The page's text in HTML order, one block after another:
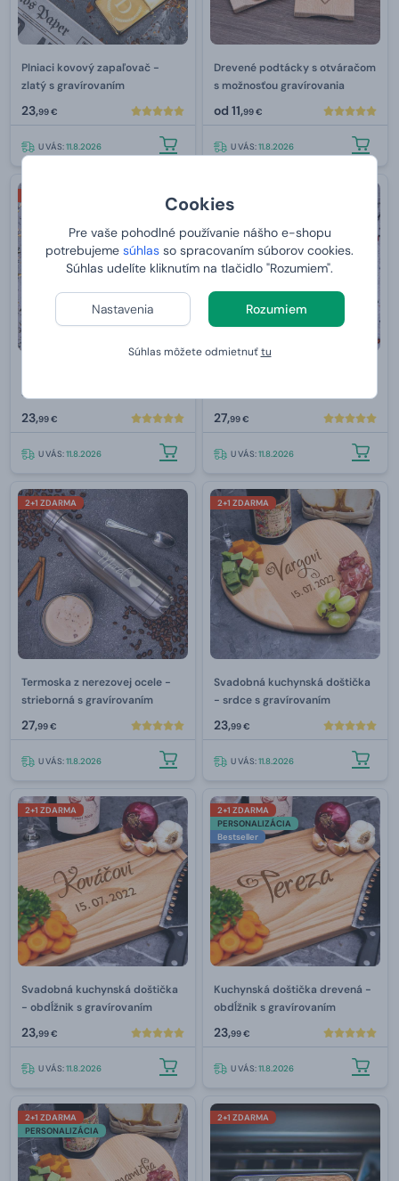
Cookies
Pre vaše pohodlné používanie nášho e-shopu
potrebujeme súhlas so spracovaním súborov cookies.
Súhlas udelíte kliknutím na tlačidlo "Rozumiem".
Nastavenia Rozumiem
Súhlas môžete odmietnuťtu
Plniaci kovový zapaľovač -
zlatý s gravírovaním
23,99 €
U VÁS:11.8.2026
Drevené podtácky s otváračom
s možnosťou gravírovania
od 11,99 €
U VÁS:11.8.2026
svetlo modrá s gravírovaním
350 ml
23,99 €
U VÁS:11.8.2026
27,99 €
U VÁS:11.8.2026
2+1 ZDARMA
Termoska z nerezovej ocele -
strieborná s gravírovaním
27,99 €
U VÁS:11.8.2026
2+1 ZDARMA
Svadobná kuchynská doštička
- srdce s gravírovaním
23,99 €
U VÁS:11.8.2026
2+1 ZDARMA
Svadobná kuchynská doštička
- obdĺžnik s gravírovaním
23,99 €
U VÁS:11.8.2026
2+1 ZDARMA
PERSONALIZÁCIA
Bestseller
Kuchynská doštička drevená -
obdĺžnik s gravírovaním
23,99 €
U VÁS:11.8.2026
2+1 ZDARMA
PERSONALIZÁCIA
2+1 ZDARMA